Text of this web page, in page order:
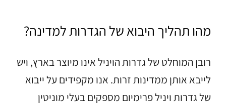
מהו תהליך היבוא של הגדרות למדינה?
רובן המוחלט של גדרות הויניל אינו מיוצר בארץ, ויש
לייבא אותן ממדינות זרות. אנו מקפידים על ייבוא
של גדרות ויניל פרימיום מספקים בעלי מוניטין